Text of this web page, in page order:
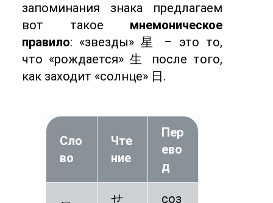
запоминания знака предлагаем
вот такое мнемоническое
правило: «звезды» 星 – это то,
что «рождается» 生 после того,
как заходит «солнце» 日.
Сло
во
Чте
ние
Пер
ево
д
せ
соз